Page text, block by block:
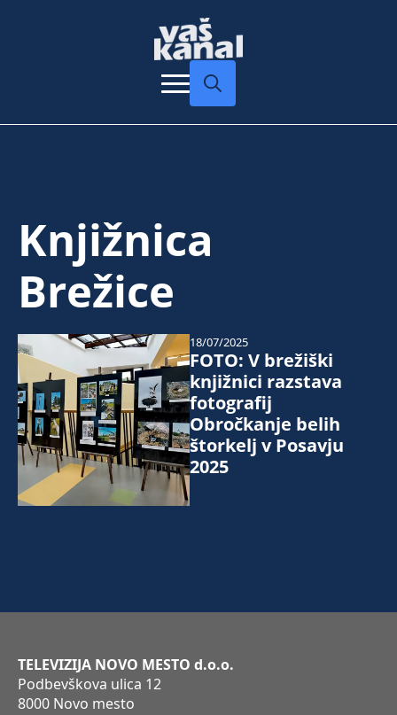
Knjižnica
Brežice
FOTO: V brežiški
knjižnici razstava
fotografij
Obročkanje belih
štorkelj v Posavju
2025
18/07/2025
TELEVIZIJA NOVO MESTO d.o.o.
Podbevškova ulica 12
8000 Novo mesto